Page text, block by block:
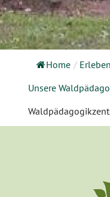
Home / Erleben
Unsere